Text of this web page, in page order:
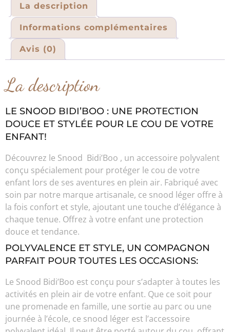
La description
Informations complémentaires
Avis (0)
La description
LE SNOOD BIDI’BOO : UNE PROTECTION
DOUCE ET STYLÉE POUR LE COU DE VOTRE
ENFANT!
Découvrez le Snood Bidi’Boo , un accessoire polyvalent
conçu spécialement pour protéger le cou de votre
enfant lors de ses aventures en plein air. Fabriqué avec
soin par notre marque artisanale, ce snood léger offre à
la fois confort et style, ajoutant une touche d’élégance à
chaque tenue. Offrez à votre enfant une protection
douce et tendance.
POLYVALENCE ET STYLE, UN COMPAGNON
PARFAIT POUR TOUTES LES OCCASIONS:
Le Snood Bidi’Boo est conçu pour s’adapter à toutes les
activités en plein air de votre enfant. Que ce soit pour
une promenade en famille, une sortie au parc ou une
journée à l’école, ce snood léger est l’accessoire